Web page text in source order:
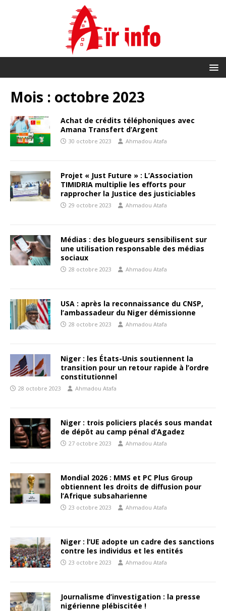
Mois : octobre 2023
Achat de crédits téléphoniques avec
Amana Transfert d’Argent
30 octobre 2023 Ahmadou Atafa
Projet « Just Future » : L’Association
TIMIDRIA multiplie les efforts pour
rapprocher la Justice des justiciables
29 octobre 2023 Ahmadou Atafa
Médias : des blogueurs sensibilisent sur
une utilisation responsable des médias
sociaux
28 octobre 2023 Ahmadou Atafa
USA : après la reconnaissance du CNSP,
l’ambassadeur du Niger démissionne
28 octobre 2023 Ahmadou Atafa
Niger : les États-Unis soutiennent la
transition pour un retour rapide à l’ordre
constitutionnel
28 octobre 2023 Ahmadou Atafa
Niger : trois policiers placés sous mandat
de dépôt au camp pénal d’Agadez
27 octobre 2023 Ahmadou Atafa
Mondial 2026 : MMS et PC Plus Group
obtiennent les droits de diffusion pour
l’Afrique subsaharienne
23 octobre 2023 Ahmadou Atafa
Niger : l’UE adopte un cadre des sanctions
contre les individus et les entités
23 octobre 2023 Ahmadou Atafa
Journalisme d’investigation : la presse
nigérienne plébiscitée !